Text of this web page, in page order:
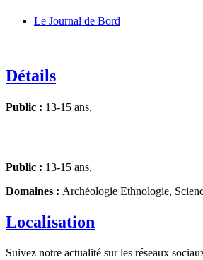
Le Journal de Bord
Détails
Public : 13-15 ans,
Public : 13-15 ans,
Domaines : Archéologie Ethnologie,
Localisation
Suivez notre actualité sur les réseaux